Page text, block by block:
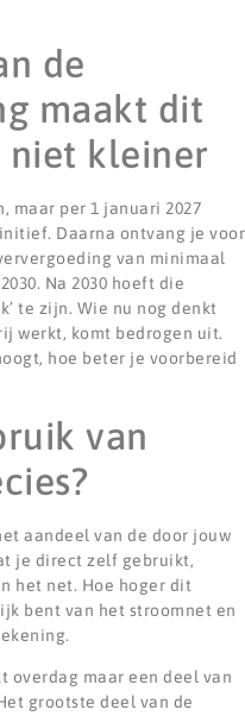
de
maakt dit
niet kleiner
maar per 1 januari 2027
Daarna ontvang je voor
van minimaal
Na 2030 hoeft die
te zijn. Wie nu nog denkt
werkt, komt bedrogen uit.
hoe beter je voorbereid
van
aandeel van de door jouw
je direct zelf gebruikt,
het net. Hoe hoger dit
bent van het stroomnet en
overdag maar een deel van
grootste deel van de